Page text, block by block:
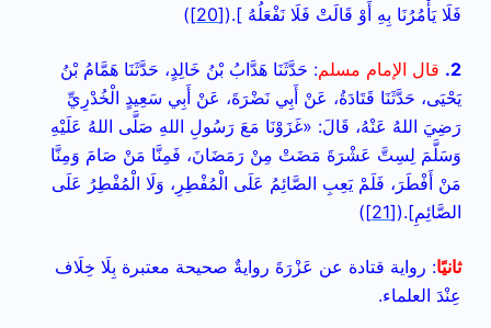
فَلَا يَأْمُرُنَا بِهِ أَوْ قَالَتْ فَلَا نَفْعَلُهُ ].([20]
)
2. قال الإمام مسلم: حَدَّثَنَا هَدَّابُ بْنُ خَالِدٍ، حَدَّثَنَا هَمَّامُ بْنُ
يَحْيَى، حَدَّثَنَا قَتَادَةُ، عَنْ أَبِي نَضْرَةَ، عَنْ أَبِي سَعِيدٍ الْخُدْرِيِّ
رَضِيَ اللهُ عَنْهُ، قَالَ: «غَزَوْنَا مَعَ رَسُولِ اللهِ صَلَّى اللهُ عَلَيْهِ
وَسَلَّمَ لِسِتَّ عَشْرَةَ مَضَتْ مِنْ رَمَضَانَ، فَمِنَّا مَنْ صَامَ وَمِنَّا
مَنْ أَفْطَرَ، فَلَمْ يَعِبِ الصَّائِمُ عَلَى الْمُفْطِرِ، وَلَا الْمُفْطِرُ عَلَى
الصَّائِمِ].([21]
)
ثانيًا: رواية قتادة عن عَزْرَةَ روايةٌ صحيحة معتبرة بِلَا خِلَاف
عِنْدَ العلماء.